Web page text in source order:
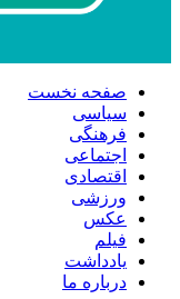
صفحه نخست
سیاسی
فرهنگی
اجتماعی
اقتصادی
ورزشی
عکس
فیلم
یادداشت
درباره ما